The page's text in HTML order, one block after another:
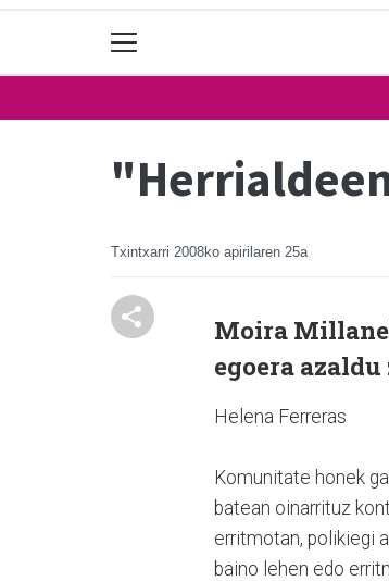
Txintxarri 2008ko apirilaren 25a
Moira
egoera
Helena Ferreras
Komunitate honek
batean oinarrituz
erritmotan, polikiegi
baino lehen edo